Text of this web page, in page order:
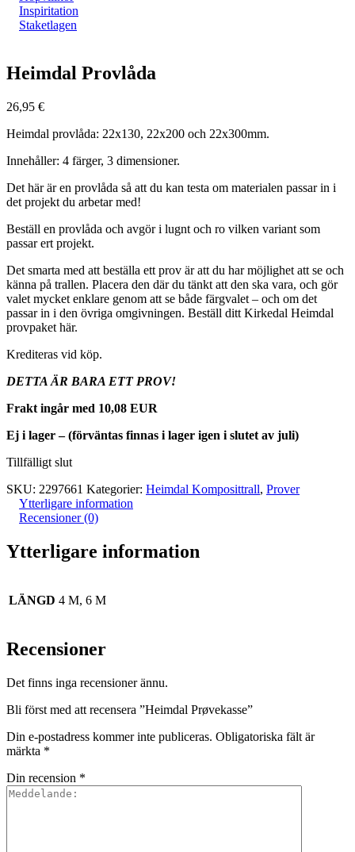
Inspiritation
Staketlagen
Heimdal Provlåda
26,95 €
Heimdal provlåda: 22x130, 22x200 och 22x300mm.
Innehåller: 4 färger, 3 dimensioner.
Det här är en provlåda så att du kan testa om materialen passar in i
det projekt du arbetar med!
Beställ en provlåda och avgör i lugnt och ro vilken variant som
passar ert projekt.
Det smarta med att beställa ett prov är att du har möjlighet att se och
känna på trallen. Placera den där du tänkt att den ska vara, och gör
valet mycket enklare genom att se både färgvalet – och om det
passar in i den övriga omgivningen. Beställ ditt Kirkedal Heimdal
provpaket här.
Krediteras vid köp.
DETTA ÄR BARA ETT PROV!
Frakt ingår med 10,08 EUR
Ej i lager – (förväntas finnas i lager igen i slutet av juli)
Tillfälligt slut
SKU: 2297661 Kategorier: Heimdal Komposittrall, Prover
Ytterligare information
Recensioner (0)
Ytterligare information
LÄNGD 4 M, 6 M
Recensioner
Det finns inga recensioner ännu.
Bli först med att recensera ”Heimdal Prøvekasse”
Din e-postadress kommer inte publiceras. Obligatoriska fält är
märkta *
Din recension *